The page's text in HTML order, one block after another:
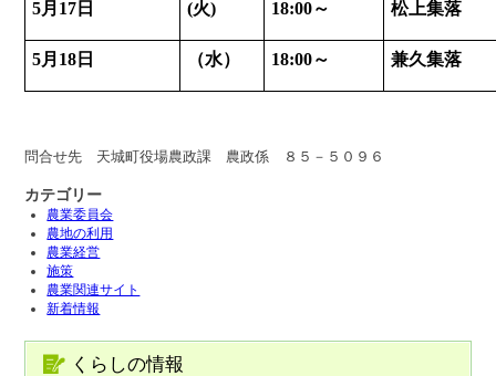
5月17日 (火) 18:00～ 松上集落
5月18日 （水） 18:00～ 兼久集落
問合せ先 天城町役場農政課 農政係 ８５－５０９６
カテゴリー
農業委員会
農地の利用
農業経営
施策
農業関連サイト
新着情報
くらしの情報